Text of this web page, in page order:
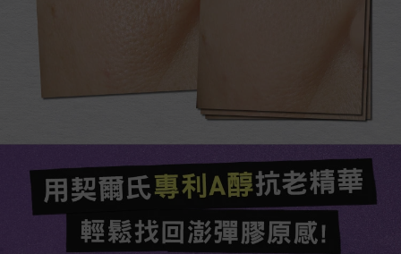
用契爾氏專利A醇抗老精華​
輕鬆找回澎彈膠原感!